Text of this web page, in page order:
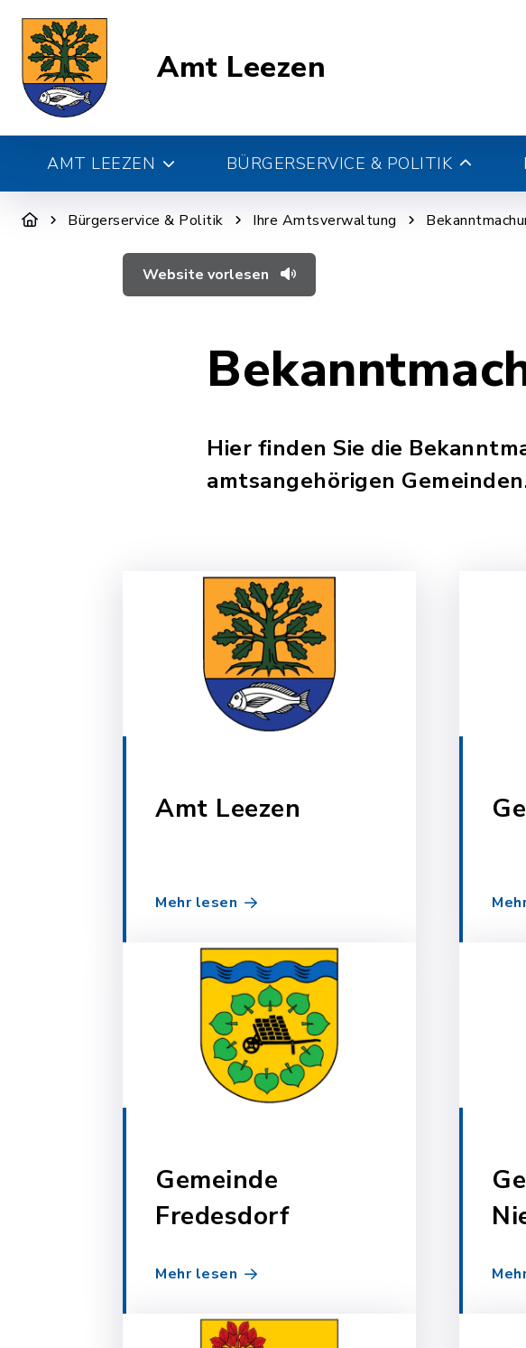
Amt Leezen
AMT LEEZEN BÜRGERSERVICE & POLITIK
Bürgerservice & Politik Ihre Amtsverwaltung
Website vorlesen
Hier finden Sie die
amtsangehörigen
Amt Leezen
Mehr lesen
Gemeinde
Fredesdorf
Mehr lesen